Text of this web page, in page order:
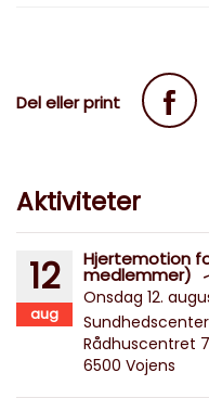
Del eller print
Aktiviteter
12
aug
Hjertemotion
medlemmer)
Onsdag 12.
Rådhuscentret 7
6500 Vojens